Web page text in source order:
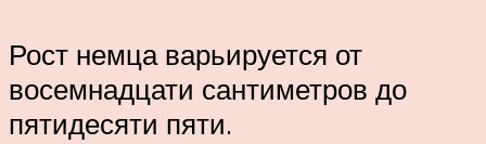
Рост немца варьируется от
восемнадцати сантиметров до
пятидесяти пяти.